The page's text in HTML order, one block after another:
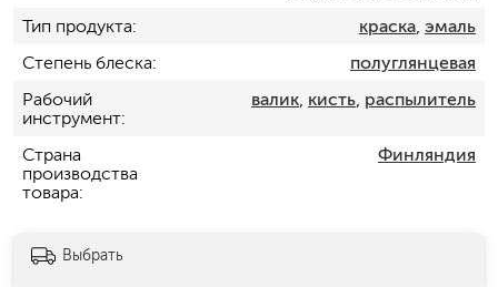
Тип продукта
краска, эмаль
Степень блеска
полуглянцевая
Рабочий
инструмент
валик, кисть, распылитель
Страна
производства
товара
Финляндия
Выбрать